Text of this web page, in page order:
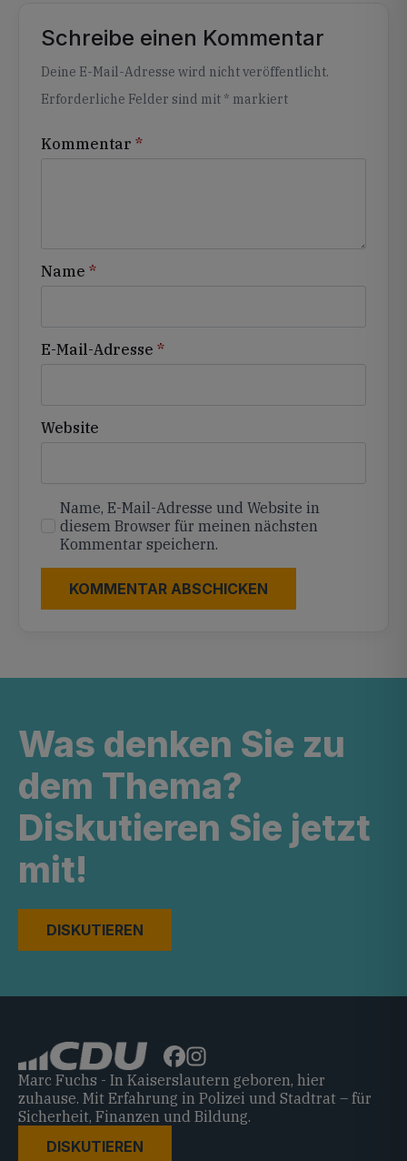
Schreibe einen Kommentar
Deine E-Mail-Adresse wird nicht veröffentlicht.
Erforderliche Felder sind mit * markiert
Kommentar *
Name *
E-Mail-Adresse *
Website
Name, E-Mail-Adresse und Website in
diesem Browser für meinen nächsten
Kommentar speichern.
Alternative:
Was denken Sie zu
dem Thema?
Diskutieren Sie jetzt
mit!
DISKUTIEREN
Marc Fuchs - In Kaiserslautern geboren, hier
zuhause. Mit Erfahrung in Polizei und Stadtrat – für
Sicherheit, Finanzen und Bildung.
DISKUTIEREN